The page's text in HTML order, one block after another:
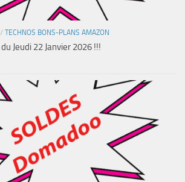
/ TECHNOS BONS-PLANS AMAZON
Jeudi 22 Janvier 2026 !!!